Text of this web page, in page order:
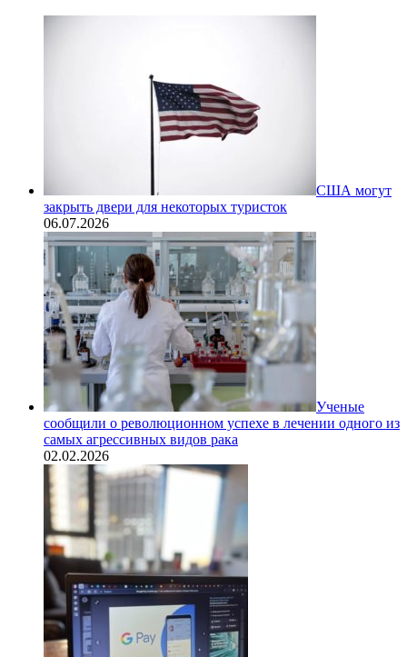
США могут
закрыть двери для некоторых туристок
06.07.2026
Ученые
сообщили о революционном успехе в лечении одного из
самых агрессивных видов рака
02.02.2026